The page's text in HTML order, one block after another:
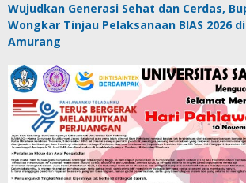
Wujudkan Generasi Sehat dan Cerdas,
Wongkar Tinjau Pelaksanaan BIAS 2026
Amurang